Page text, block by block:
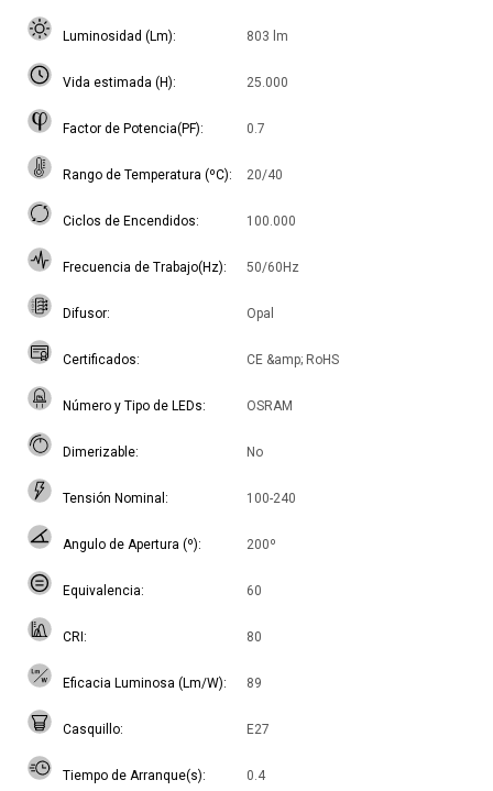
Luminosidad (Lm) 803 lm
Vida estimada (H) 25.000
Factor de Potencia(PF) 0.7
Rango de Temperatura (ºC) 20/40
Ciclos de Encendidos 100.000
Frecuencia de Trabajo(Hz) 50/60Hz
Difusor Opal
Certificados CE &amp; RoHS
Número y Tipo de LEDs OSRAM
Dimerizable No
Tensión Nominal 100-240
Angulo de Apertura (º) 200º
Equivalencia 60
CRI 80
Eficacia Luminosa (Lm/W) 89
Casquillo E27
Tiempo de Arranque(s) 0.4